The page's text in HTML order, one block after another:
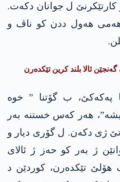
ل جوانان دکەت.
ھەول ددن کو ناڤ و
ئالا بلند كرین تێكده‌رن
په‌كه‌كێ، ب گۆتنا ” خوە
ھەر کەس خستنە بەر
ژی دکه‌ن. ل گۆری دیار و
ژ به‌ر كو حه‌ز ژ ئالای
هۆلێ تێكده‌رن، کوردێن د